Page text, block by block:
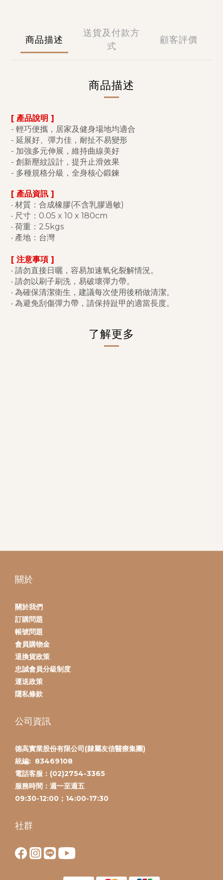
商品描述
送貨及付款方
式
顧客評價
商品描述
[ 產品說明 ]
- 輕巧便攜，居家及健身場地均適合
- 延展好、彈力佳，耐扯不易變形
- 加強多元伸展，維持曲線美好
- 創新壓紋設計，提升止滑效果
- 多種規格分級，全身核心鍛鍊
[ 產品資訊 ]
‧ 材質：合成橡膠(不含乳膠過敏)
‧ 尺寸：0.05 x 10 x 180cm
‧ 荷重 ： 2.5kgs
‧ 產地：台灣
[ 注意事項 ]
‧ 請勿直接日曬，容易加速氧化裂解情況。
‧ 請勿以刷子刷洗，易破壞彈力帶。
‧ 為確保清潔衛生，建議每次使用後稍做清潔。
‧ 為避免刮傷彈力帶，請保持趾甲的適當長度。
了解更多
關於
關於我們
訂購問題
帳號問題
會員購物金
退換貨政策
忠誠會員分級制度
運送政策
隱私條款
公司資訊
德高實業股份有限公司(隸屬友信醫療集團)
統編: 83469108
電話客服：(02)2754-3365
服務時間： 週一至週五
09:30-12:00；14:00-17:30
社群